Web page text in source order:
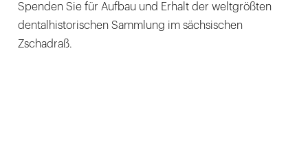
Spenden Sie für Aufbau und Erhalt der weltgrößten
dentalhistorischen Sammlung im sächsischen
Zschadraß.